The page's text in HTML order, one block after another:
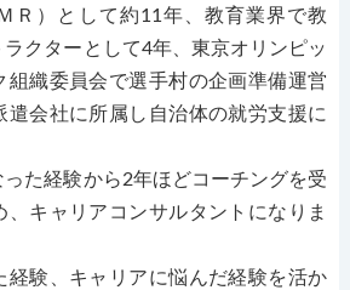
Ｒ）として約11年、教育業界で教
クターとして4年、東京オリンピッ
組織委員会で選手村の企画準備運営
遣会社に所属し自治体の就労支援に
た経験から2年ほどコーチングを受
、キャリアコンサルタントになりま
経験、キャリアに悩んだ経験を活か